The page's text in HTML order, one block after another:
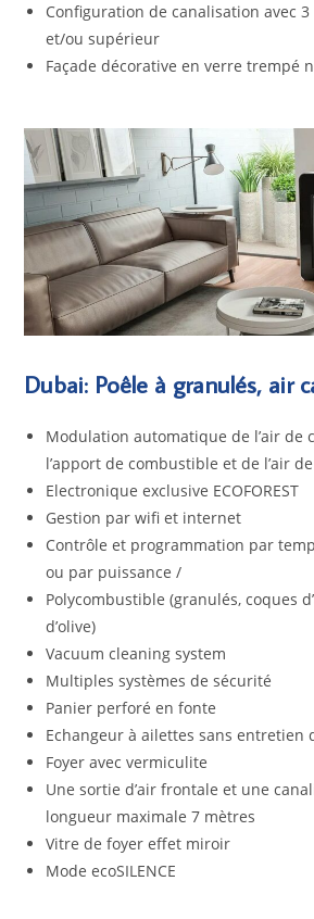
Configuration de canalisation avec
et/ou supérieur
Façade décorative en verre trempé
Dubai: Poêle à granulés, air
Modulation automatique de l’air de
l’apport de combustible et de l’air
Electronique exclusive ECOFOREST
Gestion par wifi et internet
Contrôle et programmation par
ou par puissance /
Polycombustible (granulés, coques
d’olive)
Vacuum cleaning system
Multiples systèmes de sécurité
Panier perforé en fonte
Echangeur à ailettes sans entretien
Foyer avec vermiculite
Une sortie d’air frontale et une
longueur maximale 7 mètres
Vitre de foyer effet miroir
Mode ecoSILENCE